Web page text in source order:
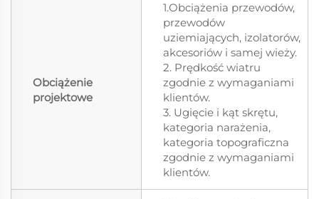
Obciążenie
projektowe
1.Obciążenia przewodów,
przewodów
uziemiających, izolatorów,
akcesoriów i samej wieży.
2. Prędkość wiatru
zgodnie z wymaganiami
klientów.
3. Ugięcie i kąt skrętu,
kategoria narażenia,
kategoria topograficzna
zgodnie z wymaganiami
klientów.